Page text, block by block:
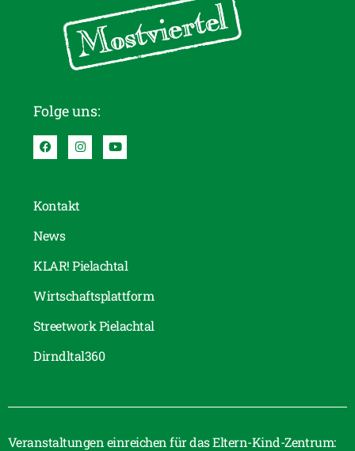
Folge uns:
Kontakt
News
KLAR! Pielachtal
Wirtschaftsplattform
Streetwork Pielachtal
Dirndltal360
Veranstaltungen einreichen für das Eltern-Kind-Zentrum: